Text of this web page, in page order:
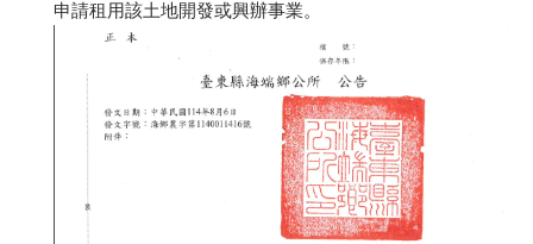
申請租用該土地開發或興辦事業。